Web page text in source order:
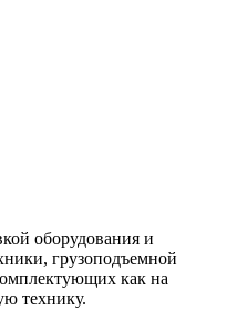
оборудования и
грузоподъемной
как на
технику.